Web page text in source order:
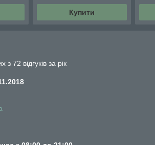
Купити
з 72 відгуків за рік